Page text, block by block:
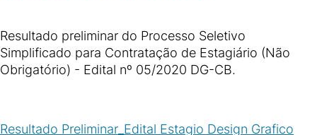
Resultado preliminar do Processo Seletivo
Simplificado para Contratação de Estagiário (Não
Obrigatório) - Edital nº 05/2020 DG-CB.
Resultado Preliminar_Edital Estagio Design Grafico